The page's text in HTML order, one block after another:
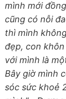
mình mới
cũng có nỗi
thì mình
đẹp, con
với mình là
Bây giờ mình
sóc sức khoẻ